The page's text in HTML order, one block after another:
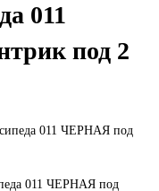
011
под 2
011 ЧЕРНАЯ под